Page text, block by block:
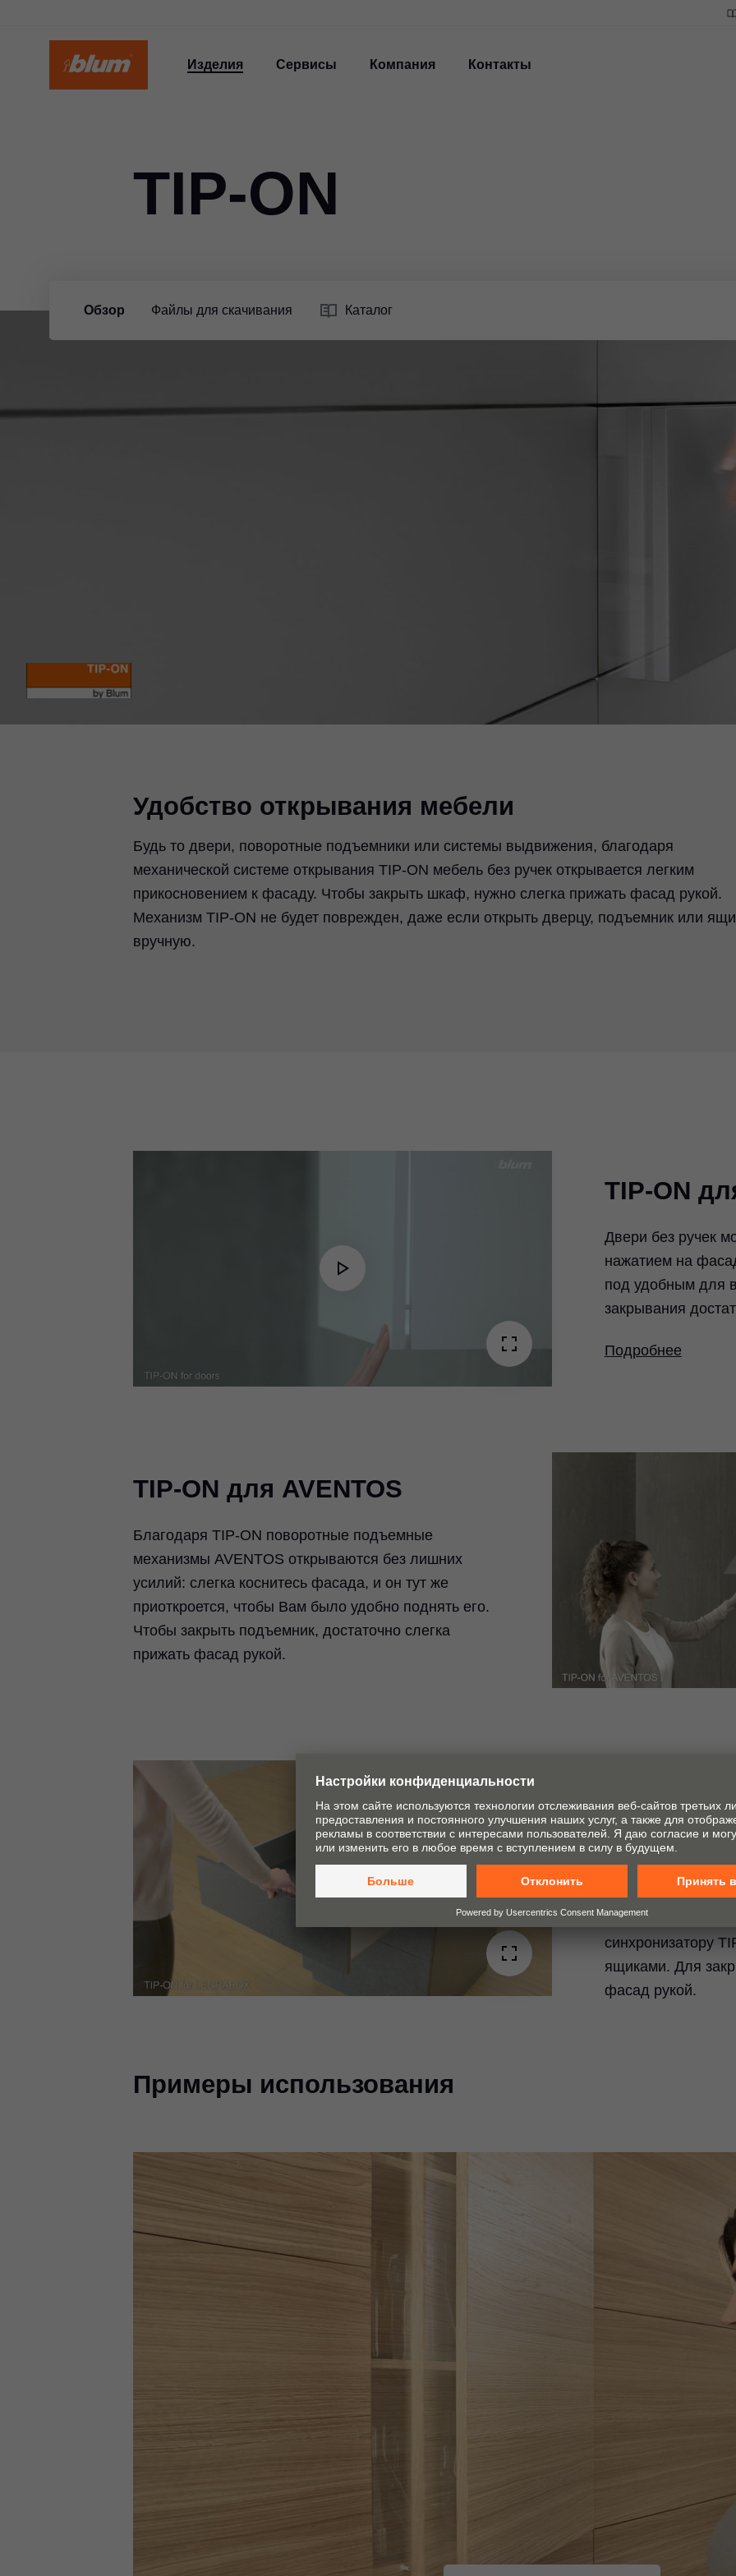
Изделия Сервисы Компания Контакты
Обзор Файлы для скачивания Каталог
TIP-ON
Удобство открывания мебели
Будь то двери, поворотные подъемники или системы выдвижения, благодаря
механической системе открывания TIP-ON мебель без ручек открывается легким
прикосновением к фасаду. Чтобы закрыть шкаф, нужно слегка прижать фасад рукой.
Механизм TIP-ON не будет поврежден, даже если открыть дверцу, подъемник или
вручную.
Play
Video
TIP-ON
Двери без ручек
нажатием на
под удобным для
закрывания
Подробнее
TIP-ON для AVENTOS
Благодаря TIP-ON поворотные подъемные
механизмы AVENTOS открываются без лишних
усилий: слегка коснитесь фасада, и он тут же
приоткроется, чтобы Вам было удобно поднять его.
Чтобы закрыть подъемник, достаточно слегка
прижать фасад рукой.
Play
Video
Стандартные и
открывания –
месте. Благодаря
синхронизатору
ящиками. Для
фасад рукой.
Примеры использования